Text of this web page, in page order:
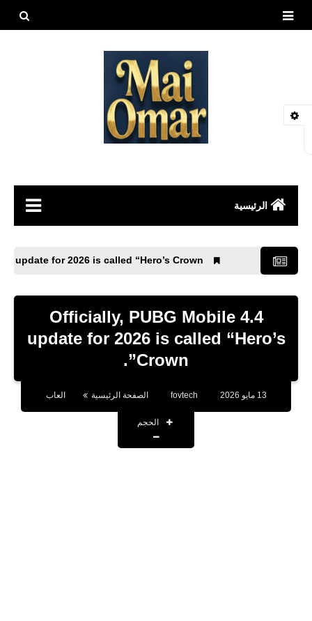
الرئيسية
طيور وحيوانات
تطبيقات
أقوال وحكم
Mobile 4.4 update for 2026 is called “Hero’s Crown”.
Officially, PUBG Mobile 4.4
update for 2026 is called “Hero’s
Crown”.
fovtech الصفحة الرئيسية العاب
الحجم